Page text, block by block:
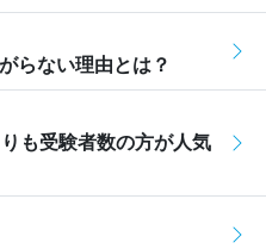
らない理由とは？
も受験者数の方が人気